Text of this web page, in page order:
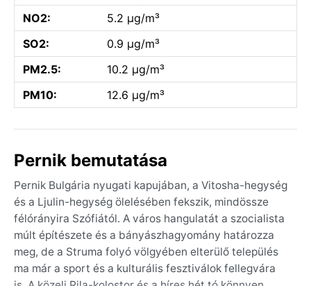
NO2:
5.2 µg/m³
SO2:
0.9 µg/m³
PM2.5:
10.2 µg/m³
PM10:
12.6 µg/m³
Pernik bemutatása
Pernik Bulgária nyugati kapujában, a Vitosha-hegység
és a Ljulin-hegység ölelésében fekszik, mindössze
félórányira Szófiától. A város hangulatát a szocialista
múlt építészete és a bányászhagyomány határozza
meg, de a Struma folyó völgyében elterülő település
ma már a sport és a kulturális fesztiválok fellegvára